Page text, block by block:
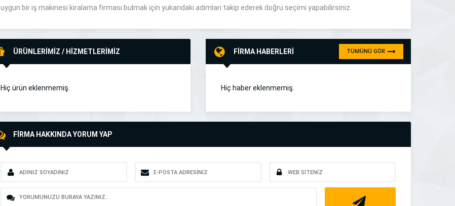
uygun bir iş makinesi kiralama firması bulmak için yukarıdaki adımları takip ederek doğru seçimi yapabilirsiniz.
ÜRÜNLERİMİZ / HİZMETLERİMİZ
Hiç ürün eklenmemiş.
FİRMA HABERLERİ TÜMÜNÜ GÖR
Hiç haber eklenmemiş.
FİRMA HAKKINDA YORUM YAP